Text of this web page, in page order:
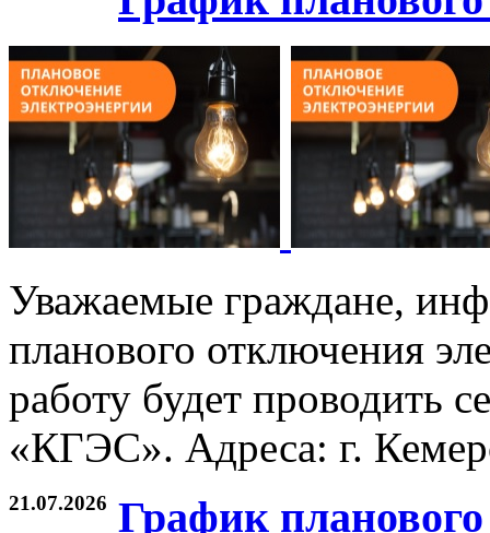
Уважаемые граждане,
планового отключения
работу будет проводить
«КГЭС». Адреса: г.
21.07.2026 График